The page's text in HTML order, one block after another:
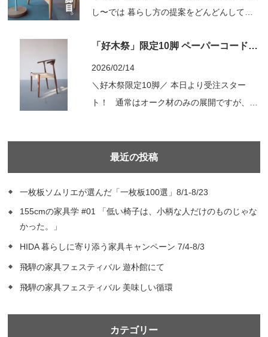
家具材としてはあまり多く使われないアサ
し〜では 暮らし方の提案をどんどんしてい
座」 座る高さが少し変わるだけで、 部屋の
感じ方や過ごし方は大きく変わります。 床
に近い安心感、座面高が低く座りやすい、椅
子ならではの快適さ。 そのちょうどいいバ
「好木祭」限定10脚 ペーパーコードチェア
2026/02/14
＼好木祭限定10脚／ 本日より受注スター
ト！ 通常はオーク材のみの展開ですが、今
HOLM230ペーパーコードセミアームチェ
ア。 ◤人気の理由◢ ・座り易い（ローバ
ックのため、様々な方の体型に適応し易く背
もたれ...
最近の投稿
一枚板ソムリエが選んだ「一枚板100選」8/1-8/23
155cmの家具学 #01 「低い椅子は、小柄な人だけのものじゃな
かった。」
HIDA 暮らしに寄り添う家具キャンペーン 7/4-8/3
飛騨の家具フェスティバル 遊朴館にて
飛騨の家具フェスティバル 美味しい循環
カテゴリー